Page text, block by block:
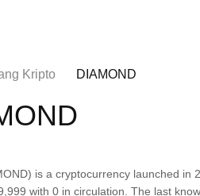
Kripto DIAMOND
is a cryptocurrency launched
with 0 in circulation. The last